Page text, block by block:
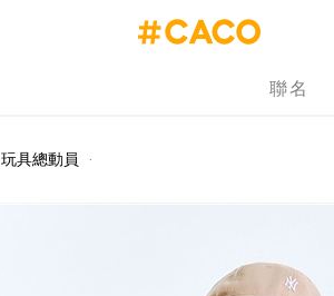
聯名
玩具總動員 ·